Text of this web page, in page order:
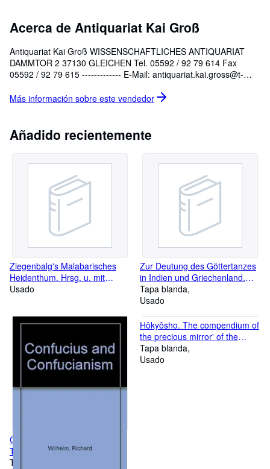
Ayuda
CERRAR
Acerca de Antiquariat Kai Groß
Antiquariat Kai Groß WISSENSCHAFTLICHES ANTIQUARIAT
DAMMTOR 2 37130 GLEICHEN Tel. 05592 / 92 79 614 Fax
05592 / 92 79 615 ------------- E-Mail: antiquariat.kai.gross@t-
Más información sobre este vendedor
Añadido recientemente
Ziegenbalg's Malabarisches
Heidenthum. Hrsg. u. mit
Indices vers. von W. Caland.
Usado
Zur Deutung des Göttertanzes
in Indien und Griechenland.
Eine
religionsphänomenologische
Tapa blanda
Usado
Confucius and Confucianism.
Transl. into Engl. by George
H.Danton and Annina Periam
Tapa dura
Hôkyôsho. The compendium of
the precious mirror' of the
monk Yukai.
Tapa blanda
Usado